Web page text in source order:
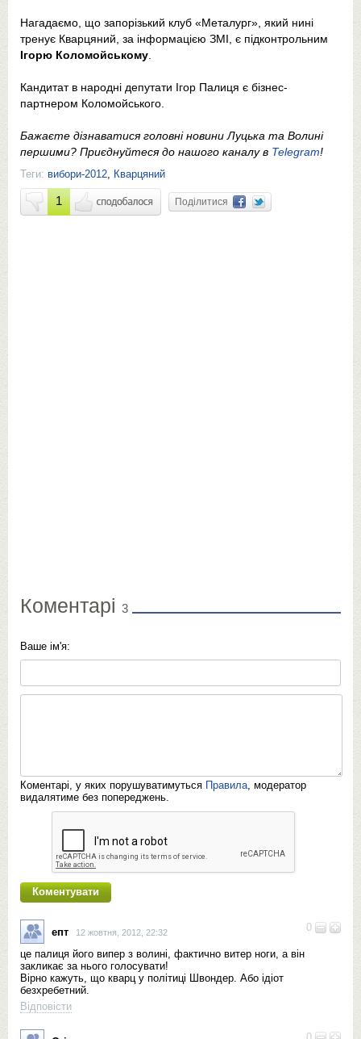
Нагадаємо, що запорізький клуб «Металург», який нині
тренує Кварцяний, за інформацією ЗМІ, є підконтрольним
Ігорю Коломойському
Кандитат в народні депутати Ігор Палиця є бізнес-
партнером Коломойського.
Бажаєте дізнаватися головні новини Луцька та Волині
першими? Приєднуйтеся до нашого каналу в Telegram!
Теги: вибори-2012, Кварцяний
1 Поділитися
Коментарі 3
Ваше ім'я:
Коментарі, у яких порушуватимуться Правила, модератор
видалятиме без попереджень.
0
епт 12 жовтня, 2012, 22:32
це палиця його випер з волині, фактично витер ноги, а він
закликає за нього голосувати!
Вірно кажуть, що кварц у політиці Швондер. Або ідіот
безхребетний.
Відповісти